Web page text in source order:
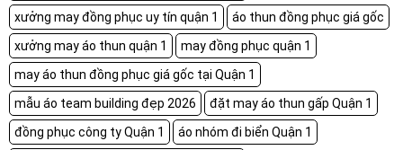
xưởng may đồng phục uy tín quận 1
áo thun đồng phục giá gốc
xưởng may áo thun quận 1
may đồng phục quận 1
may áo thun đồng phục giá gốc tại Quận 1
mẫu áo team building đẹp 2026
đặt may áo thun gấp Quận 1
đồng phục công ty Quận 1
áo nhóm đi biển Quận 1